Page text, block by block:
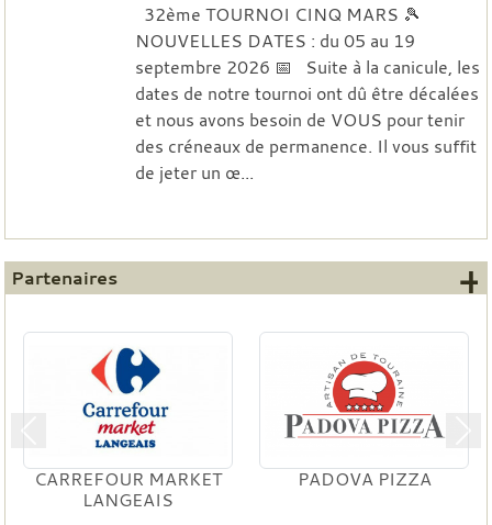
32ème TOURNOI CINQ MARS 🎾
NOUVELLES DATES : du 05 au 19
septembre 2026 📅 Suite à la canicule, les
dates de notre tournoi ont dû être décalées
et nous avons besoin de VOUS pour tenir
des créneaux de permanence. Il vous suffit
de jeter un œ...
Partenaires
PADOVA PIZZA FDVA
Précedent